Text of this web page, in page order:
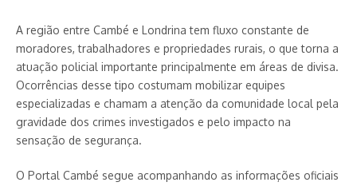
A região entre Cambé e Londrina tem fluxo constante de
moradores, trabalhadores e propriedades rurais, o que torna a
atuação policial importante principalmente em áreas de divisa.
Ocorrências desse tipo costumam mobilizar equipes
especializadas e chamam a atenção da comunidade local pela
gravidade dos crimes investigados e pelo impacto na
sensação de segurança.
O Portal Cambé segue acompanhando as informações oficiais